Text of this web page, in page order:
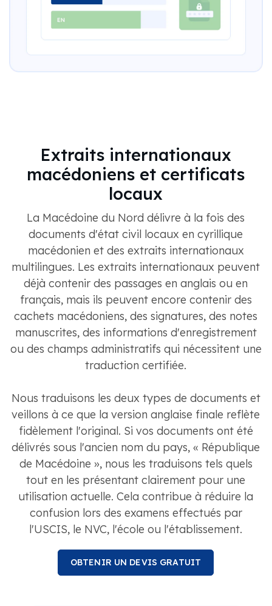
Extraits internationaux
macédoniens et certificats
locaux
La Macédoine du Nord délivre à la fois des
documents d'état civil locaux en cyrillique
macédonien et des extraits internationaux
multilingues. Les extraits internationaux peuvent
déjà contenir des passages en anglais ou en
français, mais ils peuvent encore contenir des
cachets macédoniens, des signatures, des notes
manuscrites, des informations d'enregistrement
ou des champs administratifs qui nécessitent une
traduction certifiée.
Nous traduisons les deux types de documents et
veillons à ce que la version anglaise finale reflète
fidèlement l'original. Si vos documents ont été
délivrés sous l'ancien nom du pays, « République
de Macédoine », nous les traduisons tels quels
tout en les présentant clairement pour une
utilisation actuelle. Cela contribue à réduire la
confusion lors des examens effectués par
l'USCIS, le NVC, l'école ou l'établissement.
OBTENIR UN DEVIS GRATUIT